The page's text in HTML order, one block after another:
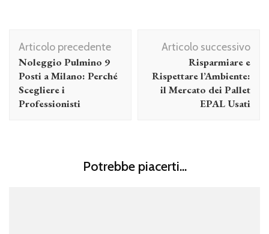
Navigazione
articolo
Articolo precedente
Noleggio Pulmino 9
Posti a Milano: Perché
Scegliere i
Professionisti
Articolo successivo
Risparmiare e
Rispettare l’Ambiente:
il Mercato dei Pallet
EPAL Usati
Potrebbe piacerti...